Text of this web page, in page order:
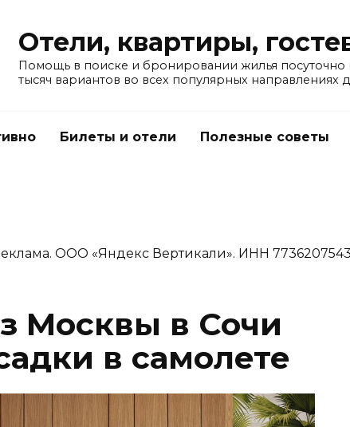
Отели, квартиры,
Помощь в поиске и бронировании жилья посуточно
тысяч вариантов во всех популярных направлениях
Билеты и отели Полезные советы
ООО «Яндекс Вертикали». ИНН 7736207543
Москвы в Сочи
в самолете